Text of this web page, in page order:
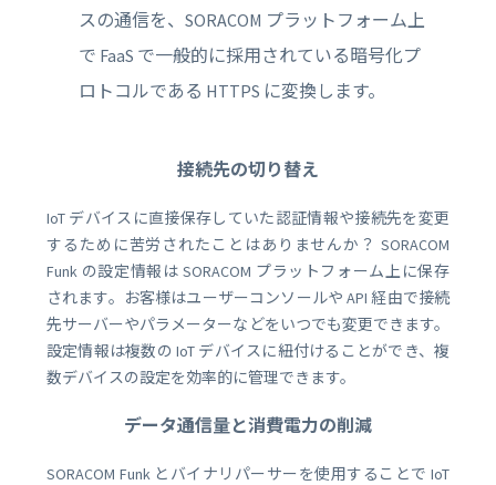
スの通信を、SORACOM プラットフォーム上
で FaaS で一般的に採用されている暗号化プ
ロトコルである HTTPS に変換します。
接続先の切り替え
IoT デバイスに直接保存していた認証情報や接続先を変更
するために苦労されたことはありませんか？ SORACOM
Funk の設定情報は SORACOM プラットフォーム上に保存
されます。お客様はユーザーコンソールや API 経由で接続
先サーバーやパラメーターなどをいつでも変更できます。
設定情報は複数の IoT デバイスに紐付けることができ、複
数デバイスの設定を効率的に管理できます。
データ通信量と消費電力の削減
SORACOM Funk とバイナリパーサーを使用することで IoT